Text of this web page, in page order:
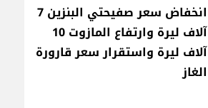
انخفاض سعر صفيحتي البنزين 7
آلاف ليرة وارتفاع المازوت 10
آلاف ليرة واستقرار سعر قارورة
الغاز